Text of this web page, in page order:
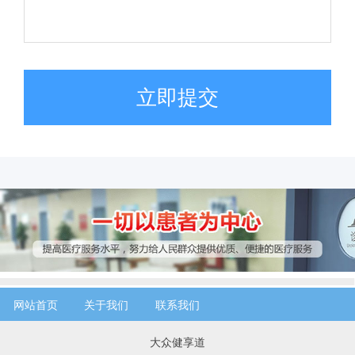
立即提交
网站首页 关于我们 联系我们
大众健享道